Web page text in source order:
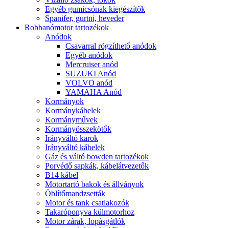
Egyéb gumicsónak kiegészítők
Spanifer, gurtni, heveder
Robbanómotor tartozékok
Anódok
Csavarral rögzíthető anódok
Egyéb anódok
Mercruiser anód
SUZUKI Anód
VOLVO anód
YAMAHA Anód
Kormányok
Kormánykábelek
Kormányművek
Kormányösszekötők
Irányváltó karok
Irányváltó kábelek
Gáz és váltó bowden tartozékok
Porvédő sapkák, kábelátvezetők
B14 kábel
Motortartó bakok és állványok
Öblítőmandzsetták
Motor és tank csatlakozók
Takaróponyva külmotorhoz
Motor zárak, lopásgátlók